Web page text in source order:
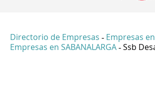
Directorio de Empresas - Empresas en
Empresas en SABANALARGA - Ssb